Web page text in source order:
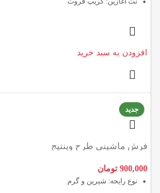
افزودن به سبد خرید
جدید
فرش ماشینی طرح وینتیج
900,000 تومان
نوع رایحه: شیرین و گرم